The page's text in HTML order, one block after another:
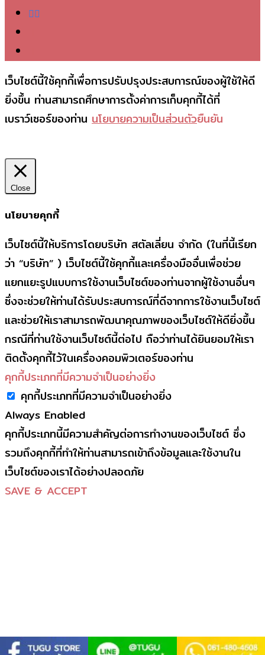
facebook
เว็บไซต์นี้ใช้คุกกี้เพื่อการปรับปรุงประสบการณ์ของผู้ใช้ให้ดี
ยิ่งขึ้น ท่านสามารถศึกษาการตั้งค่าการเก็บคุกกี้ได้ที่
เบราว์เซอร์ของท่าน นโยบายความเป็นส่วนตัวยืนยัน
Close
นโยบายคุกกี้
เว็บไซต์นี้ให้บริการโดยบริษัท สตัลเลี่ยน จำกัด (ในที่นี้เรียก
ว่า “บริษัท” ) เว็บไซต์นี้ใช้คุกกี้และเครื่องมืออื่นเพื่อช่วย
แยกแยะรูปแบบการใช้งานเว็บไซต์ของท่านจากผู้ใช้งานอื่นๆ
ซึ่งจะช่วยให้ท่านได้รับประสบการณ์ที่ดีจากการใช้งานเว็บไซต์
และช่วยให้เราสามารถพัฒนาคุณภาพของเว็บไซต์ให้ดียิ่งขึ้น
กรณีที่ท่านใช้งานเว็บไซต์นี้ต่อไป ถือว่าท่านได้ยินยอมให้เรา
ติดตั้งคุกกี้ไว้ในเครื่องคอมพิวเตอร์ของท่าน
คุกกี้ประเภทที่มีความจำเป็นอย่างยิ่ง
คุกกี้ประเภทที่มีความจำเป็นอย่างยิ่ง
Always Enabled
คุกกี้ประเภทนี้มีความสำคัญต่อการทำงานของเว็บไซต์ ซึ่ง
รวมถึงคุกกี้ที่ทำให้ท่านสามารถเข้าถึงข้อมูลและใช้งานใน
เว็บไซต์ของเราได้อย่างปลอดภัย
SAVE & ACCEPT